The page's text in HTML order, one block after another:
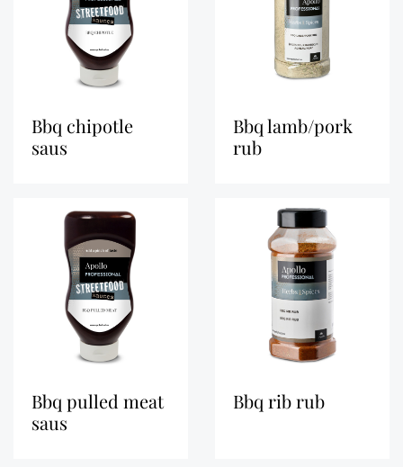
bbq chipotle
saus
bbq lamb/pork
rub
bbq pulled meat
saus
bbq rib rub